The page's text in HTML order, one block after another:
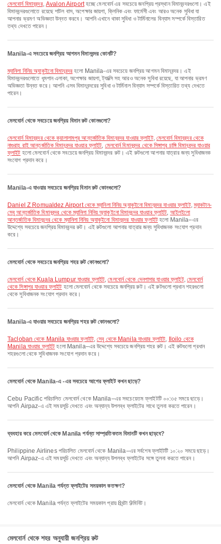
মেলবোর্ন বিমানবন্দর, Avalon Airportহচ্ছে মেলবোর্ন এর সবচেয়ে জনপ্রিয় প্রস্থান বিমানবন্দরগুলো। এই
বিমানবন্দরগুলোতে রয়েছে শাটল বাস, অপেক্ষার জায়গা, ক্লিনিক এবং ফার্মেসী এবং আরও অনেক সুবিধা যা
আপনার ভ্রমণ অভিজ্ঞতা উন্নত করবে। আপনি এখানে থাকা সুবিধা ও টার্মিনালের বিন্যাস সম্পর্কে বিস্তারিত
তথ্য দেখতে পারেন।
Manila-এ সবচেয়ে জনপ্রিয় আগমন বিমানবন্দর কোনটি?
ম্যানিলা নিনিয় অ্যাকুইনো বিমানবন্দর হলো Manila-এর সবচেয়ে জনপ্রিয় আগমন বিমানবন্দর। এই
বিমানবন্দরগুলোতে ধূমপান এলাকা, অপেক্ষার জায়গা, ট্যাক্সি সহ আরও অনেক সুবিধা রয়েছে, যা আপনার ভ্রমণ
অভিজ্ঞতা উন্নত করে। আপনি এসব বিমানবন্দরের সুবিধা ও টার্মিনাল বিন্যাস সম্পর্কে বিস্তারিত তথ্য দেখতে
পারেন।
মেলবোর্ন থেকে সবচেয়ে জনপ্রিয় বিমান রুট কোনগুলো?
মেলবোর্ন বিমানবন্দর থেকে কুয়ালালামপুর আন্তর্জাতিক বিমানবন্দর যাওয়ার ফ্লাইট,মেলবোর্ন বিমানবন্দর থেকে
নাগুরাহ রাই আন্তর্জাতিক বিমানবন্দর যাওয়ার ফ্লাইট, মেলবোর্ন বিমানবন্দর থেকে সিঙ্গাপুর চাঙ্গি বিমানবন্দর যাওয়ার
ফ্লাইট হলো মেলবোর্ন থেকে সবচেয়ে জনপ্রিয় বিমানবন্দর রুট। এই রুটগুলো আপনার যাত্রার জন্য সুবিধাজনক
সংযোগ প্রদান করে।
Manila-এ যাওয়ার সবচেয়ে জনপ্রিয় বিমান রুট কোনগুলো?
Daniel Z Romualdez Airport থেকে ম্যানিলা নিনিয় অ্যাকুইনো বিমানবন্দর যাওয়ার ফ্লাইট,ম্যাকটান-
সেবু আন্তর্জাতিক বিমানবন্দর থেকে ম্যানিলা নিনিয় অ্যাকুইনো বিমানবন্দর যাওয়ার ফ্লাইট, আইলইলো
আন্তর্জাতিক বিমানবন্দর থেকে ম্যানিলা নিনিয় অ্যাকুইনো বিমানবন্দর যাওয়ার ফ্লাইট হলো Manila–এর
উদ্দেশ্যে সবচেয়ে জনপ্রিয় বিমানবন্দর রুট। এই রুটগুলো আপনার যাত্রার জন্য সুবিধাজনক সংযোগ প্রদান
করে।
মেলবোর্ন থেকে সবচেয়ে জনপ্রিয় শহর রুট কোনগুলো?
মেলবোর্ন থেকে Kuala Lumpur যাওয়ার ফ্লাইট,মেলবোর্ন থেকে দেনপাসার যাওয়ার ফ্লাইট, মেলবোর্ন
থেকে সিঙ্গাপুর যাওয়ার ফ্লাইট হলো মেলবোর্ন থেকে সবচেয়ে জনপ্রিয় রুট। এই রুটগুলো প্রধান শহরগুলো
থেকে সুবিধাজনক সংযোগ প্রদান করে।
Manila-এ যাওয়ার সবচেয়ে জনপ্রিয় শহর রুট কোনগুলো?
Tacloban থেকে Manila যাওয়ার ফ্লাইট,সেবু থেকে Manila যাওয়ার ফ্লাইট,
Iloilo থেকে
Manila যাওয়ার ফ্লাইট হলো Manila–এর উদ্দেশ্যে সবচেয়ে জনপ্রিয় শহর রুট। এই রুটগুলো প্রধান
শহরগুলো থেকে সুবিধাজনক সংযোগ প্রদান করে।
মেলবোর্ন থেকে Manila-এ -এর সবচেয়ে আগের ফ্লাইট কখন ছাড়ে?
Cebu Pacific পরিচালিত মেলবোর্ন থেকে Manila–এর সবচেয়েতম ফ্লাইটটি ০০:৩৫ সময়ে ছাড়ে।
আপনি Airpaz-এ এই সময়সূচি দেখতে এবং অন্যান্য উপলব্ধ ফ্লাইটের সাথে তুলনা করতে পারেন।
ব্যবহার করে মেলবোর্ন থেকে Manila পর্যন্ত সাম্প্রতিকতম বিমানটি কখন ছাড়বে?
Philippine Airlines পরিচালিত মেলবোর্ন থেকে Manila–এর সর্বশেষ ফ্লাইটটি ১০:২০ সময়ে ছাড়ে।
আপনি Airpaz-এ এই সময়সূচি দেখতে এবং অন্যান্য উপলব্ধ ফ্লাইটের সঙ্গে তুলনা করতে পারেন।
মেলবোর্ন থেকে Manila পর্যন্ত ফ্লাইটের সময়কাল কতক্ষণ?
মেলবোর্ন থেকে Manila পর্যন্ত ফ্লাইটের সময়কাল প্রায় 8ঘন্টা 9মিনিট।
মেলবোর্ন থেকে শহর অনুযায়ী জনপ্রিয় রুট